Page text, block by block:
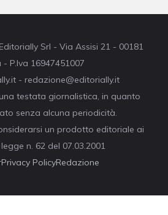
Srl - Via Assisi 21 - 00181
- P.Iva 16947451007
- redazione@editorially.it
testata giornalistica, in quanto
senza alcuna periodicità.
un prodotto editoriale ai
n. 62 del 07.03.2001
Privacy PolicyRedazione